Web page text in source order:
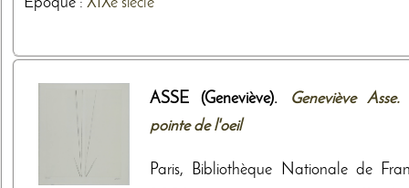
Epoque : XIXe siècle
ASSE (Geneviève).
Geneviève
pointe de l'oeil
Paris, Bibliothèque Nationale de